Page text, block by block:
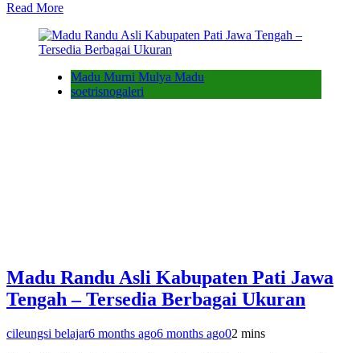
Read More
Madu Murni Mulya Madu
soetrisnogaleri
Madu Randu Asli Kabupaten Pati Jawa
Tengah – Tersedia Berbagai Ukuran
cileungsi belajar6 months ago6 months ago02 mins